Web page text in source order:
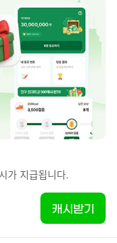
가 지급됩니다.
캐시받기